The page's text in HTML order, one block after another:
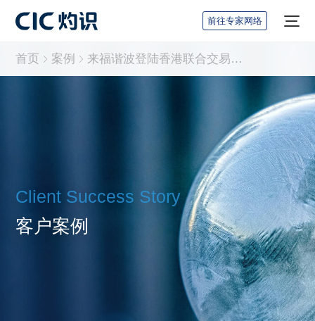
前往专家网络
Client Success Story
客户案例
首页 案例 来福谐波登陆香港联合交易所，CIC灼识担任行业顾问